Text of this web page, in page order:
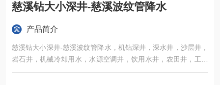
慈溪钻大小深井-慈溪波纹管降水
产品简介
慈溪钻大小深井-慈溪波纹管降水，机钻深井，深水井，沙层井，
岩石井，机械冷却用水，水源空调井，饮用水井，农田井，工厂
用水井，旧井改造，维修深井泵，用水量可根据贵公司需求定